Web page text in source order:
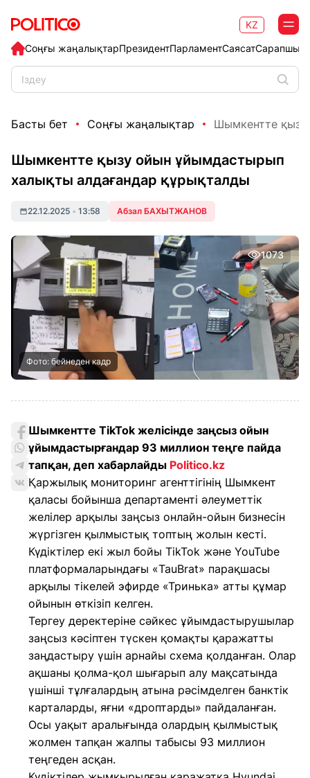
Соңғы жаңалықтарПрезидентПарламентСаясат
KZ
Басты бет Соңғы жаңалықтар Шымкентте
Шымкентте қызу ойын ұйымдастырып
халықты алдағандар құрықталды
22.12.2025 • 13:58 Абзал БАХЫТЖАНОВ
1073
Фото: бейнеден кадр
Шымкентте TikTok желісінде заңсыз ойын
ұйымдастырғандар 93 миллион теңге пайда
тапқан, деп хабарлайды Politico.kz
Қаржылық мониторинг агенттігінің Шымкент
қаласы бойынша департаменті әлеуметтік
желілер арқылы заңсыз онлайн-ойын бизнесін
жүргізген қылмыстық топтың жолын кесті.
Күдіктілер екі жыл бойы TikTok және YouTube
платформаларындағы «TauBrat» парақшасы
арқылы тікелей эфирде «Тринька» атты құмар
ойынын өткізіп келген.
Тергеу деректеріне сәйкес ұйымдастырушылар
заңсыз кәсіптен түскен қомақты қаражатты
заңдастыру үшін арнайы схема қолданған. Олар
ақшаны қолма-қол шығарып алу мақсатында
үшінші тұлғалардың атына рәсімделген банктік
карталарды, яғни «дроптарды» пайдаланған.
Осы уақыт аралығында олардың қылмыстық
жолмен тапқан жалпы табысы 93 миллион
теңгеден асқан.